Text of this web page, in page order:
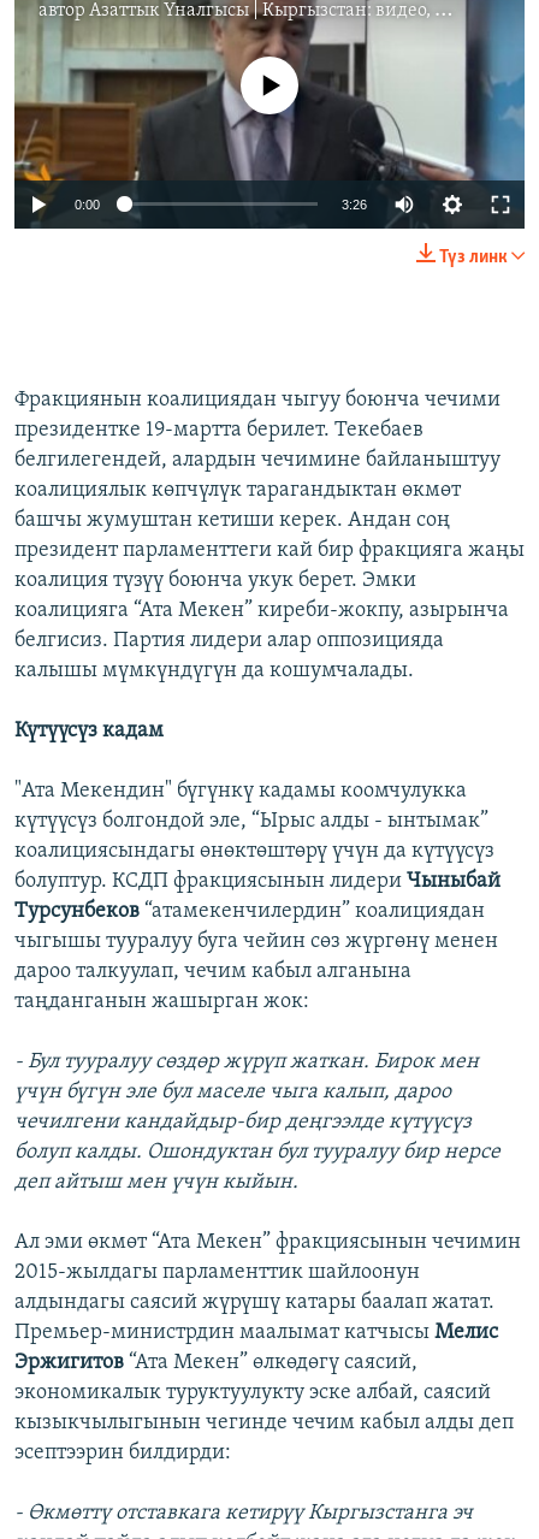
автор Азаттык Үналгысы | Кыргызстан: видео, фото, кабарлар
No media source currently available
0:00 3:26
Түз линк
Фракциянын коалициядан чыгуу боюнча чечими
президентке 19-мартта берилет. Текебаев
белгилегендей, алардын чечимине байланыштуу
коалициялык көпчүлүк тарагандыктан өкмөт
башчы жумуштан кетиши керек. Андан соң
президент парламенттеги кай бир фракцияга жаңы
коалиция түзүү боюнча укук берет. Эмки
коалицияга “Ата Мекен” киреби-жокпу, азырынча
белгисиз. Партия лидери алар оппозицияда
калышы мүмкүндүгүн да кошумчалады.
Күтүүсүз кадам
"Ата Мекендин" бүгүнкү кадамы коомчулукка
күтүүсүз болгондой эле, “Ырыс алды - ынтымак”
коалициясындагы өнөктөштөрү үчүн да күтүүсүз
болуптур. КСДП фракциясынын лидери Чыныбай
Турсунбеков “атамекенчилердин” коалициядан
чыгышы тууралуу буга чейин сөз жүргөнү менен
дароо талкуулап, чечим кабыл алганына
таңданганын жашырган жок:
- Бул тууралуу сөздөр жүрүп жаткан. Бирок мен
үчүн бүгүн эле бул маселе чыга калып, дароо
чечилгени кандайдыр-бир деңгээлде күтүүсүз
болуп калды. Ошондуктан бул тууралуу бир нерсе
деп айтыш мен үчүн кыйын.
Ал эми өкмөт “Ата Мекен” фракциясынын чечимин
2015-жылдагы парламенттик шайлоонун
алдындагы саясий жүрүшү катары баалап жатат.
Премьер-министрдин маалымат катчысы Мелис
Эржигитов “Ата Мекен” өлкөдөгү саясий,
экономикалык туруктуулукту эске албай, саясий
кызыкчылыгынын чегинде чечим кабыл алды деп
эсептээрин билдирди:
- Өкмөттү отставкага кетирүү Кыргызстанга эч